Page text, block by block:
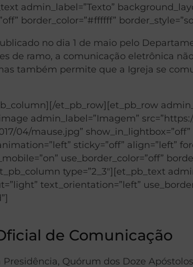
admin_label=”Texto”
border_color=”#ffffff”
no dia 1 de maio pelo
de ramo, a comunicação eletrônica
também permite que a Igreja se
et_pb_row][et_pb_row
admin_label=”Imagem”
04/mause.jpg”
sticky=”off” align=”left”
use_border_color=”off”
type=”2_3″][et_pb_text
text_orientation=”left”
de Comunicação
Quórum dos Doze